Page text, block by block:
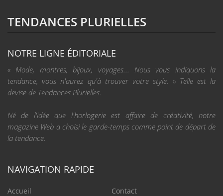
TENDANCES PLURIELLES
NOTRE LIGNE ÉDITORIALE
« Mode, montres, bijoux, voyages... Nous vous indiquons la
tendance, vous n'aurez qu'à trouver votre style. » Telle est la
devise de Tendances Plurielles.
Né de l'idée que l'horlogerie est affaire de créativité, notre
magazine Web a choisi le garde-temps comme point de départ de
la tendance.
NAVIGATION RAPIDE
Accueil Contact